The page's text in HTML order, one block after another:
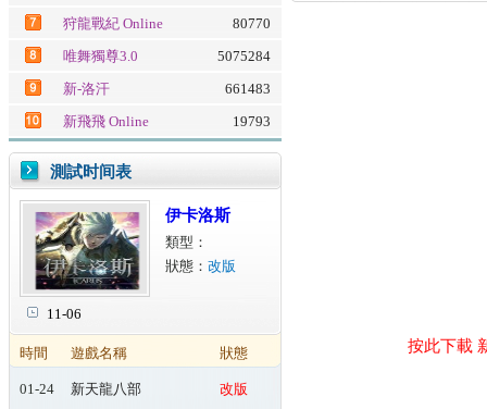
狩龍戰紀 Online
80770
唯舞獨尊3.0
5075284
新-洛汗
661483
新飛飛 Online
19793
測試时间表
11-06
伊卡洛斯
類型：
狀態： 改版
時間 遊戲名稱 狀態
01-24
新天龍八部
改版
按此下載